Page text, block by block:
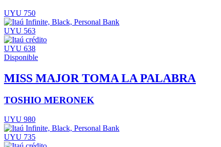
UYU 750
UYU 563
UYU 638
Disponible
MISS MAJOR TOMA LA PALABRA
TOSHIO MERONEK
UYU 980
UYU 735